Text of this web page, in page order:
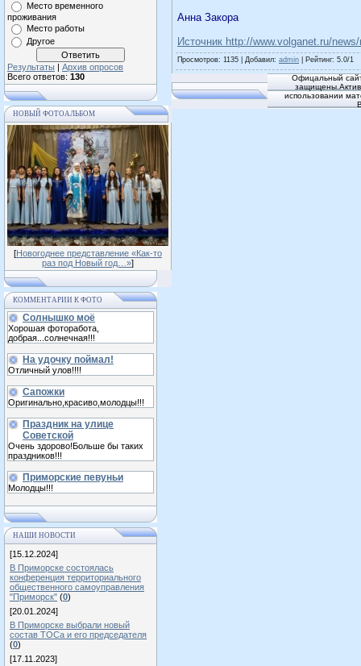
Место временного
проживания
Место работы
Другое
Результаты | Архив опросов
Всего ответов: 130
НОВЫЙ ФОТОАЛЬБОМ
[Новогоднее представление «Как-то
раз под Новый год…»]
КОММЕНТАРИИ К ФОТО
Солнышко моё
Хорошая фоторабота,
добрая...солнечная!!!
На удочку поймал!
Отличный улов!!!!
Сапожки
Оригинально,красиво,молодцы!!!
Праздник на улице
Советской
Очень здорово!Больше бы таких
праздников!!!
Приморские певуньи
Молодцы!!!
НАШИ НОВОСТИ
[15.12.2024]
В Приморске состоялась
конференция территориального
общественного самоуправления
"Приморск" (0)
[20.01.2024]
В Приморске выбрали новый
состав ТОСа и его председателя
(0)
[17.11.2023]
Анна Закора
Источник http://www.volganet.ru/
Просмотров: 1135 | Добавил: admin Рейтинг: 5.0/1
Офицальный
использовании